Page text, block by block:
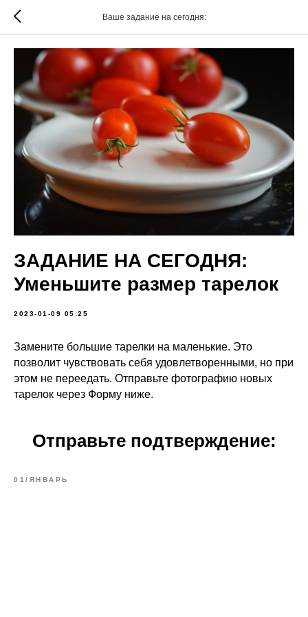
Ваше задание на сегодня:
ЗАДАНИЕ НА СЕГОДНЯ:
Уменьшите размер тарелок
2023-01-09 05:25
Замените большие тарелки на маленькие. Это
позволит чувствовать себя удовлетворенными, но при
этом не переедать. Отправьте фотографию новых
тарелок через Форму ниже.
Отправьте подтверждение:
01/ЯНВАРЬ